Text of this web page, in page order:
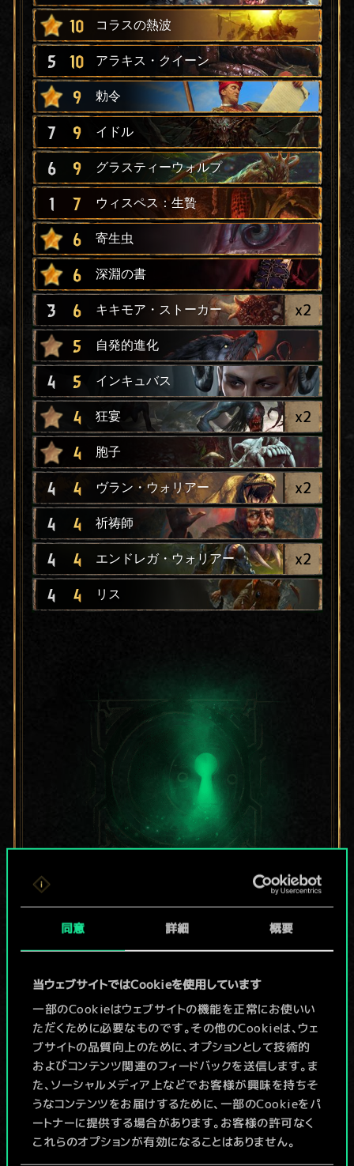
同意 詳細 概要
当ウェブサイトではCookieを使用しています
一部のCookieはウェブサイトの機能を正常にお使いい
ただくために必要なものです。その他のCookieは、ウェ
ブサイトの品質向上のために、オプションとして技術的
およびコンテンツ関連のフィードバックを送信します。ま
た、ソーシャルメディア上などでお客様が興味を持ちそ
うなコンテンツをお届けするために、一部のCookieをパ
ートナーに提供する場合があります。お客様の許可なく
これらのオプションが有効になることはありません。
10 コラスの熱波
5 10 アラキス・クイーン
9 勅令
7 9 イドル
6 9 グラスティーウォルプ
1 7 ウィスペス：生贄
6 寄生虫
6 深淵の書
3 6 キキモア・ストーカー x2
5 自発的進化
4 5 インキュバス
4 狂宴 x2
4 胞子
4 4 ヴラン・ウォリアー x2
4 4 祈祷師
4 4 エンドレガ・ウォリアー x2
4 4 リス
現在はまだこれし
か共有デッキがあ
りませんが、
続々追加中！
デッキ名入力＆ガイドを作成
デッキを編集